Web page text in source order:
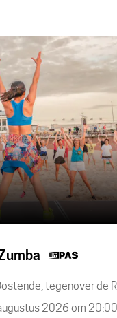
tegenover de
2026 om 20:00